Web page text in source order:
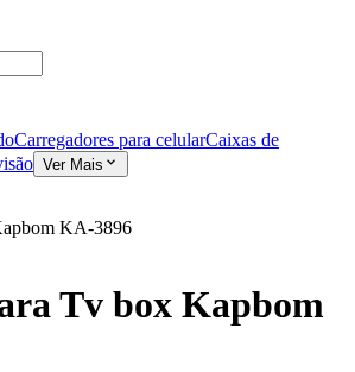
Carregadores para celularCaixas de
Ver Mais
KA-3896
Tv box Kapbom